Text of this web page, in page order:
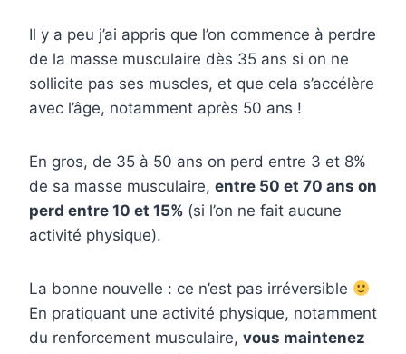
Il y a peu j’ai appris que l’on commence à perdre
de la masse musculaire dès 35 ans si on ne
sollicite pas ses muscles, et que cela s’accélère
avec l’âge, notamment après 50 ans !
En gros, de 35 à 50 ans on perd entre 3 et 8%
de sa masse musculaire, entre 50 et 70 ans on
perd entre 10 et 15% (si l’on ne fait aucune
activité physique).
La bonne nouvelle : ce n’est pas irréversible
En pratiquant une activité physique, notamment
du renforcement musculaire, vous maintenez